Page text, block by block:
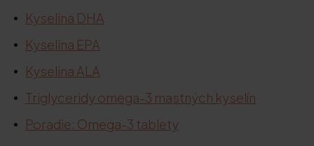
Kyselina DHA
Kyselina EPA
Kyselina ALA
Triglyceridy omega-3 mastných kyselín
Poradie: Omega-3 tablety